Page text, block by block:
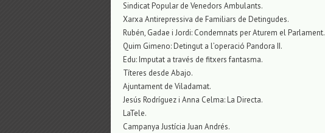
Sindicat Popular de Venedors Ambulants.
Xarxa Antirepressiva de Familiars de Detingudes.
Rubén, Gadae i Jordi: Condemnats per Aturem el Parlament.
Quim Gimeno: Detingut a l’operació Pandora II.
Edu: Imputat a través de fitxers fantasma.
Títeres desde Abajo.
Ajuntament de Viladamat.
Jesús Rodríguez i Anna Celma: La Directa.
LaTele.
Campanya Justícia Juan Andrés.